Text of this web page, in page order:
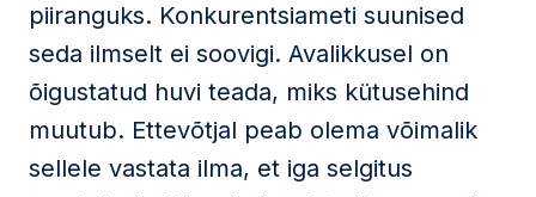
piiranguks. Konkurentsiameti suunised
seda ilmselt ei soovigi. Avalikkusel on
õigustatud huvi teada, miks kütusehind
muutub. Ettevõtjal peab olema võimalik
sellele vastata ilma, et iga selgitus